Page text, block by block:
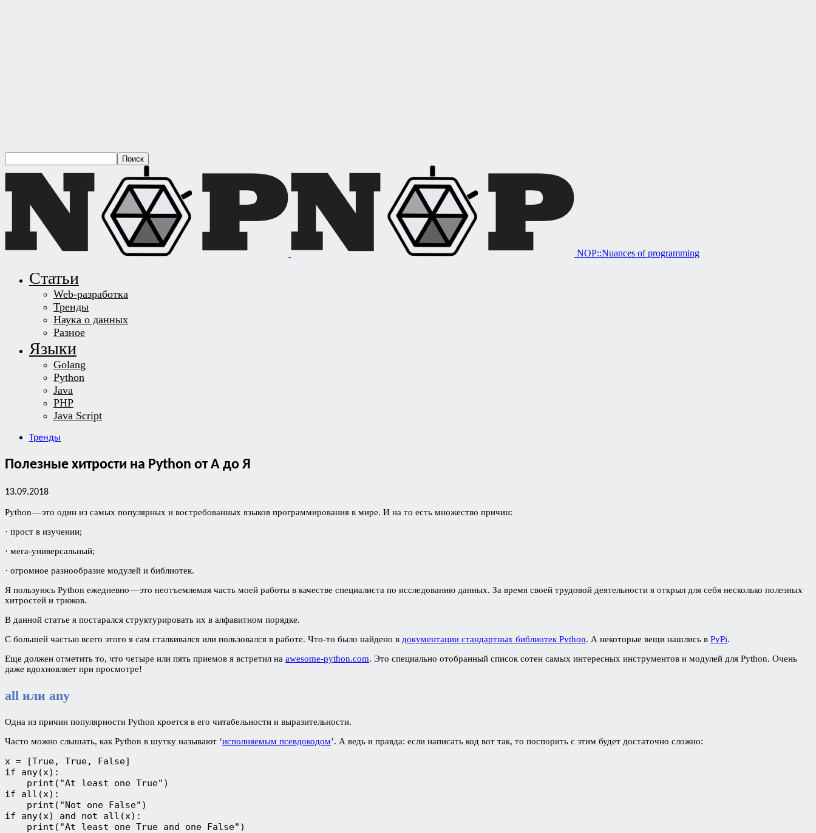
NOP::Nuances of programming
Статьи
Web-разработка
Тренды
Наука о данных
Разное
Языки
Golang
Python
Java
PHP
Java Script
Тренды
Полезные хитрости на Python от А до Я
13.09.2018
Python — это один из самых популярных и востребованных языков программирования в мире. И на то есть множество причин:
· прост в изучении;
· мега-универсальный;
· огромное разнообразие модулей и библиотек.
Я пользуюсь Python ежедневно — это неотъемлемая часть моей работы в качестве специалиста по исследованию данных. За время своей трудовой деятельности я открыл для себя несколько полезных
хитростей и трюков.
В данной статье я постарался структурировать их в алфавитном порядке.
С большей частью всего этого я сам сталкивался или пользовался в работе. Что-то было найдено в документации стандартных библиотек Python. А некоторые вещи нашлись в PyPi.
Еще должен отметить то, что четыре или пять приемов я встретил на awesome-python.com. Это специально отобранный список сотен самых интересных инструментов и модулей для Python. Очень
даже вдохновляет при просмотре!
all или any
Одна из причин популярности Python кроется в его читабельности и выразительности.
Часто можно слышать, как Python в шутку называют ‘исполняемым псевдокодом’. А ведь и правда: если написать код вот так, то поспорить с этим будет достаточно сложно:
x = [True, True, False]
if any(x):
    print("At least one True")
if all(x):
    print("Not one False")
if any(x) and not all(x):
    print("At least one True and one False")